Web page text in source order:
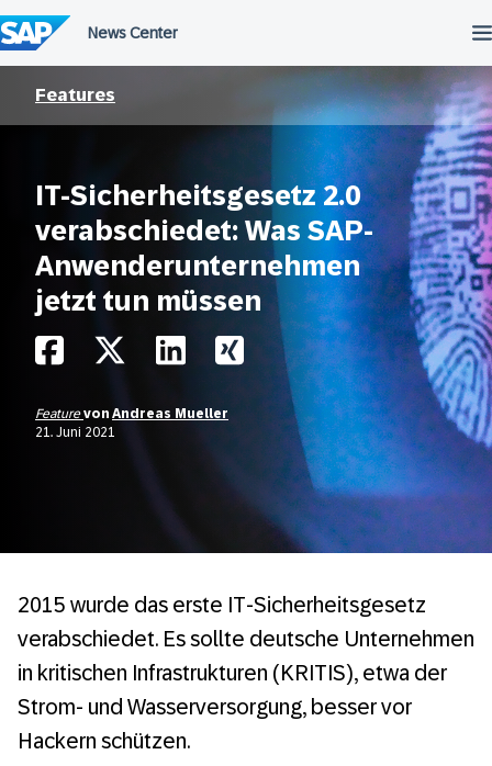
Features
IT-Sicherheitsgesetz 2.0
verabschiedet: Was SAP-
Anwenderunternehmen
jetzt tun müssen
Featurevon Andreas Mueller
21. Juni 2021
2015 wurde das erste IT-Sicherheitsgesetz
verabschiedet. Es sollte deutsche Unternehmen
in kritischen Infrastrukturen (KRITIS), etwa der
Strom- und Wasserversorgung, besser vor
Hackern schützen.